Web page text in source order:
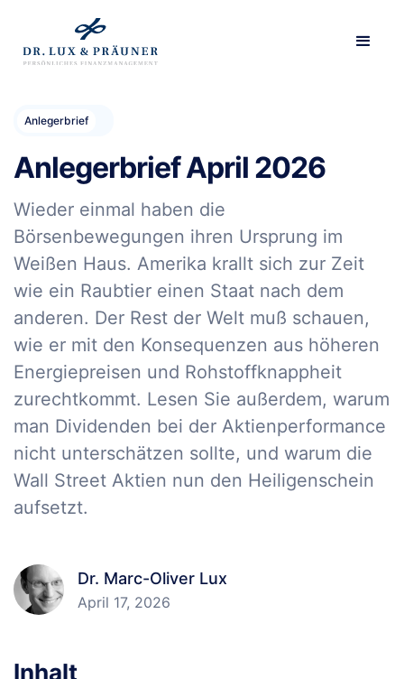
Anlegerbrief
Anlegerbrief April 2026
Wieder einmal haben die
Börsenbewegungen ihren Ursprung im
Weißen Haus. Amerika krallt sich zur Zeit
wie ein Raubtier einen Staat nach dem
anderen. Der Rest der Welt muß schauen,
wie er mit den Konsequenzen aus höheren
Energiepreisen und Rohstoffknappheit
zurechtkommt. Lesen Sie außerdem, warum
man Dividenden bei der Aktienperformance
nicht unterschätzen sollte, und warum die
Wall Street Aktien nun den Heiligenschein
aufsetzt.
Dr. Marc-Oliver Lux
April 17, 2026
Inhalt